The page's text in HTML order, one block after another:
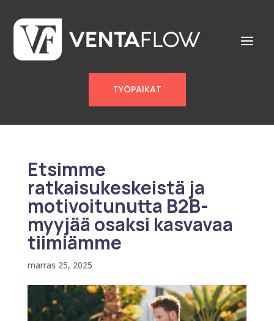
TYÖPAIKAT
Etsimme
ratkaisukeskeistä ja
motivoitunutta B2B-
myyjää osaksi kasvavaa
tiimiämme
marras 25, 2025